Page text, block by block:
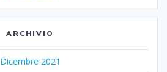
ARCHIVIO
Dicembre 2021